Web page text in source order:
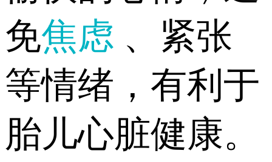
免焦虑 、紧张
等情绪，有利于
胎儿心脏健康。